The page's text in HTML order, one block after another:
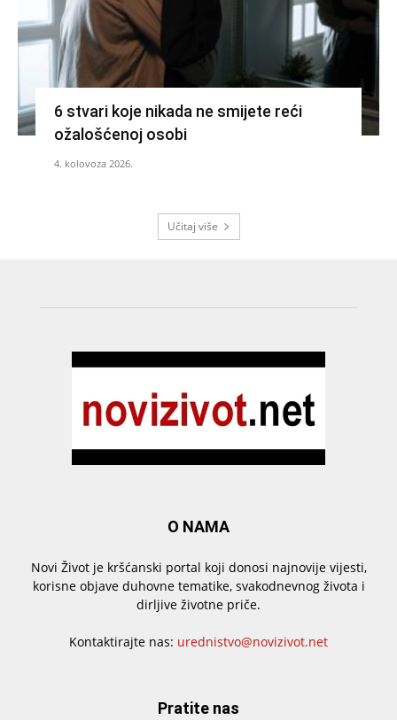
6 stvari koje nikada ne smijete reći
ožalošćenoj osobi
4. kolovoza 2026.
Učitaj više
O NAMA
Novi Život je kršćanski portal koji donosi najnovije vijesti,
korisne objave duhovne tematike, svakodnevnog života i
dirljive životne priče.
Kontaktirajte nas: urednistvo@novizivot.net
Pratite nas